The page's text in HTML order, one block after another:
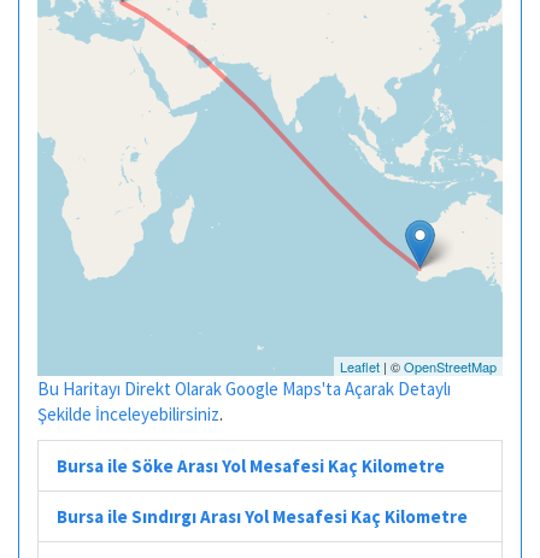
Leaflet | ©OpenStreetMap
Bu Haritayı Direkt Olarak Google Maps'ta Açarak Detaylı
Şekilde İnceleyebilirsiniz.
Bursa ile Söke Arası Yol Mesafesi Kaç Kilometre
Bursa ile Sındırgı Arası Yol Mesafesi Kaç Kilometre